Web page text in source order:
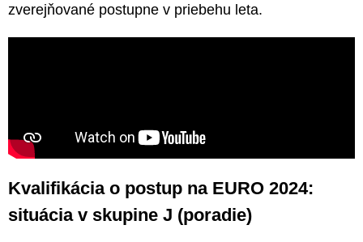
zverejňované postupne v priebehu leta.
Kvalifikácia o postup na EURO 2024:
situácia v skupine J (poradie)